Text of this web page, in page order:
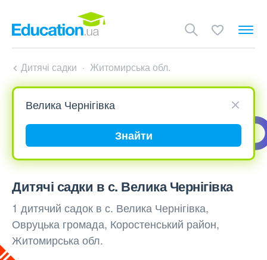
Дитячі садки Житомирська обл.
Знайти
Дитячі садки в с. Велика Чернігівка
1 дитячий садок в с. Велика Чернігівка,
Овруцька громада, Коростенський район,
Житомирська обл.